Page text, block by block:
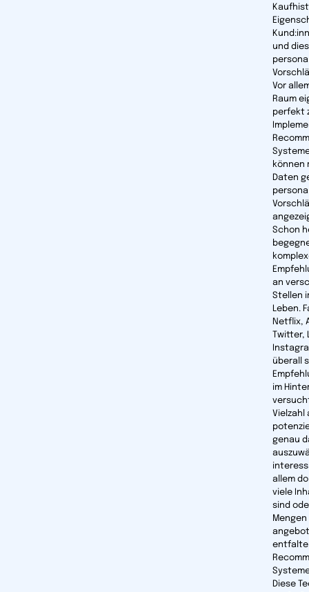
und
Vor
Raum
perfekt
können
Daten
Schon
an
Stellen
Leben.
Netflix,
Twitter,
überall
im
Vielzahl
genau
allem
viele
sind
Diese